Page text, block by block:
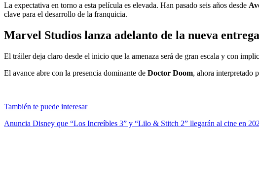
La expectativa en torno a esta película es elevada. Han pasado seis años desde
clave para el desarrollo de la franquicia.
Marvel Studios lanza adelanto de la nueva
El tráiler deja claro desde el inicio que la amenaza será de gran escala y con
El avance abre con la presencia dominante de Doctor Doom, ahora interpretado
También te puede interesar
Anuncia Disney que “Los Increíbles 3” y “Lilo & Stitch 2” llegarán al cine en